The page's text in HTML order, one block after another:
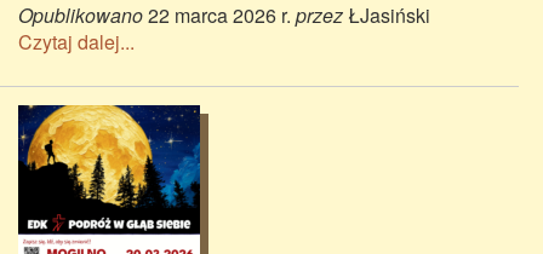
Opublikowano22 marca 2026 r. przez ŁJasiński
Czytaj dalej...